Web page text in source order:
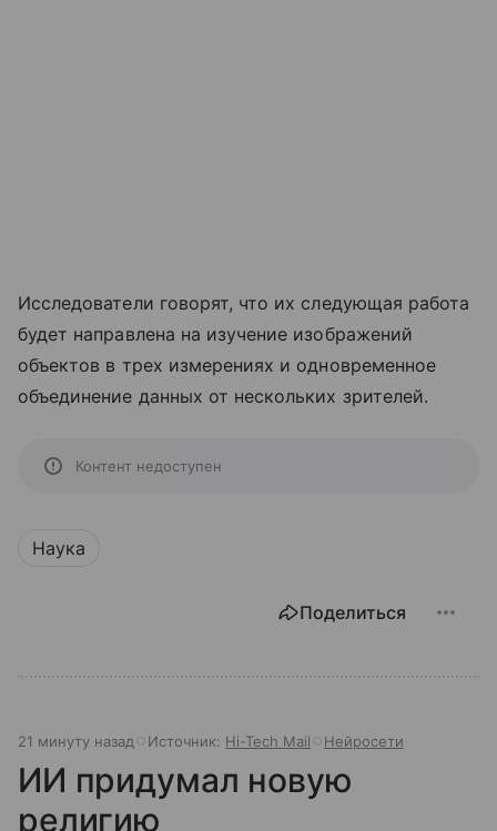
Исследователи говорят, что их следующая работа
будет направлена ​​на изучение изображений
объектов в трех измерениях и одновременное
объединение данных от нескольких зрителей.
Контент недоступен
Наука
Поделиться
21 минуту назад Источник: Hi-Tech Mail Нейросети
ИИ придумал новую
религию